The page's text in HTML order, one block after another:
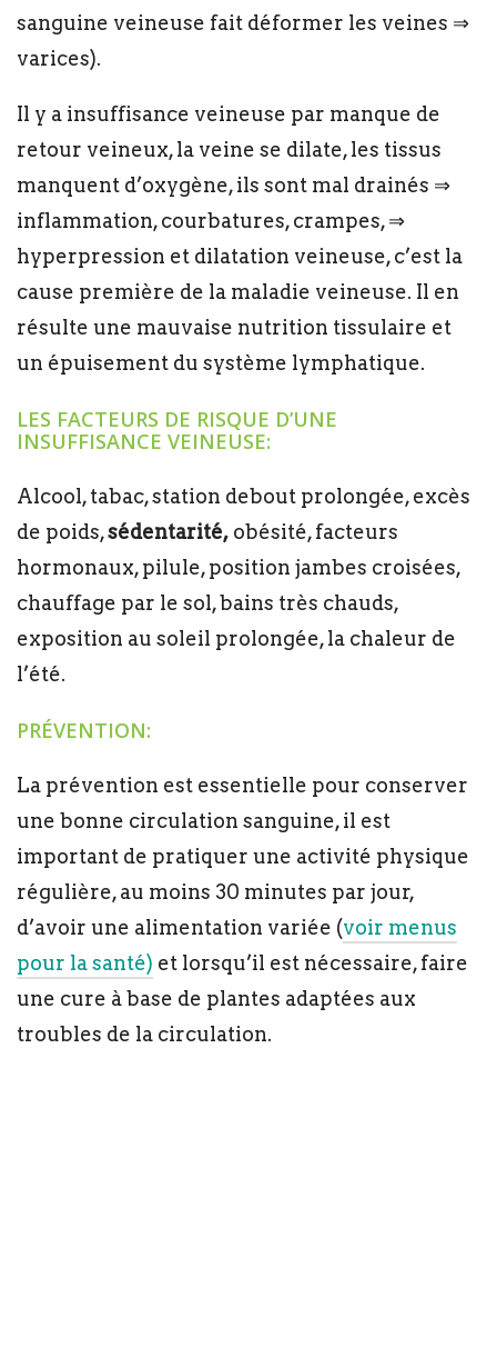
sanguine veineuse fait déformer les veines ⇒
varices).
Il y a insuffisance veineuse par manque de
retour veineux, la veine se dilate, les tissus
manquent d’oxygène, ils sont mal drainés ⇒
inflammation, courbatures, crampes, ⇒
hyperpression et dilatation veineuse, c’est la
cause première de la maladie veineuse. Il en
résulte une mauvaise nutrition tissulaire et
un épuisement du système lymphatique.
LES FACTEURS DE RISQUE D’UNE
INSUFFISANCE VEINEUSE:
Alcool, tabac, station debout prolongée, excès
de poids,sédentarité, obésité, facteurs
hormonaux, pilule, position jambes croisées,
chauffage par le sol, bains très chauds,
exposition au soleil prolongée, la chaleur de
l’été.
PRÉVENTION:
La prévention est essentielle pour conserver
une bonne circulation sanguine, il est
important de pratiquer une activité physique
régulière, au moins 30 minutes par jour,
d’avoir une alimentation variée (voir menus
pour la santé) et lorsqu’il est nécessaire, faire
une cure à base de plantes adaptées aux
troubles de la circulation.